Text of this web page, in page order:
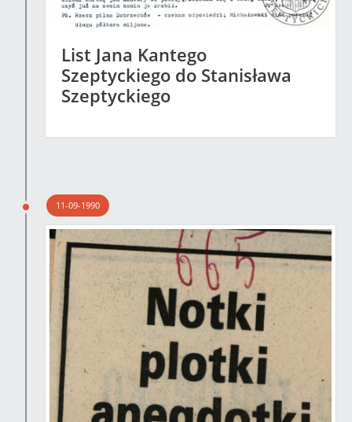
List Jana Kantego
Szeptyckiego do Stanisława
Szeptyckiego
11-09-1990